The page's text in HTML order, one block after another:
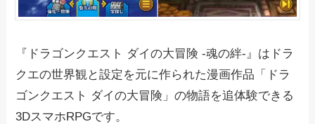
『ドラゴンクエスト ダイの大冒険 -魂の絆-』はドラ
クエの世界観と設定を元に作られた漫画作品「ドラ
ゴンクエスト ダイの大冒険」の物語を追体験できる
3DスマホRPGです。